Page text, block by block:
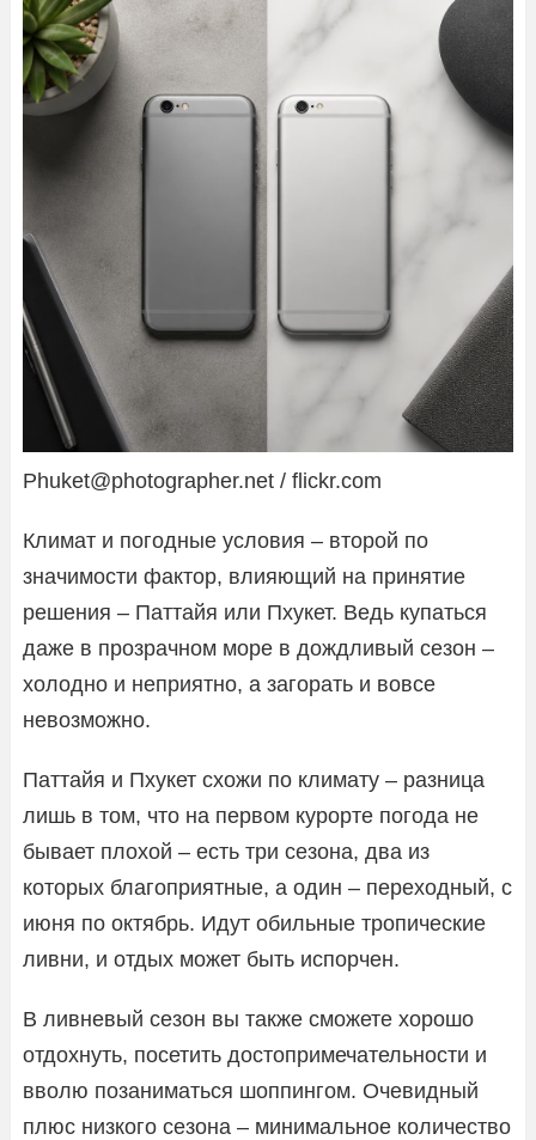
Phuket@photographer.net / flickr.com
Климат и погодные условия – второй по
значимости фактор, влияющий на принятие
решения – Паттайя или Пхукет. Ведь купаться
даже в прозрачном море в дождливый сезон –
холодно и неприятно, а загорать и вовсе
невозможно.
Паттайя и Пхукет схожи по климату – разница
лишь в том, что на первом курорте погода не
бывает плохой – есть три сезона, два из
которых благоприятные, а один – переходный, с
июня по октябрь. Идут обильные тропические
ливни, и отдых может быть испорчен.
В ливневый сезон вы также сможете хорошо
отдохнуть, посетить достопримечательности и
вволю позаниматься шоппингом. Очевидный
плюс низкого сезона – минимальное количество